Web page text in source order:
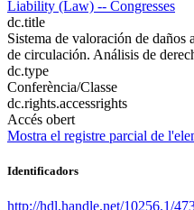
Liability (Law) -- Congresses
dc.title
Sistema de valoración de daños
de circulación. Análisis de
dc.type
Conferència/Classe
dc.rights.accessrights
Accés obert
Mostra el registre parcial de
Identificadors
http://hdl.handle.net/10256.1/